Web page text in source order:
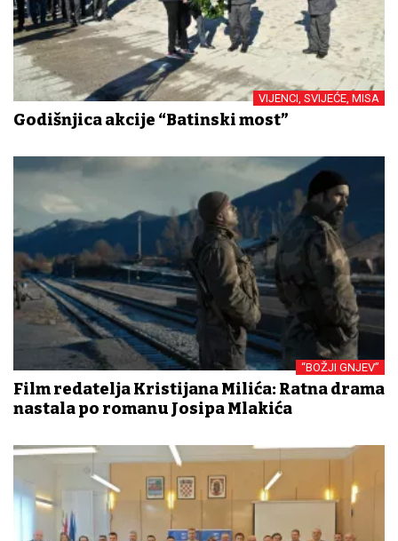
VIJENCI, SVIJEĆE, MISA
Godišnjica akcije “Batinski most”
“BOŽJI GNJEV”
Film redatelja Kristijana Milića: Ratna drama
nastala po romanu Josipa Mlakića